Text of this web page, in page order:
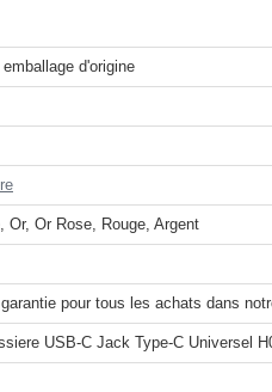
d'origine
Or, Or Rose, Rouge, Argent
pour tous les achats dans
USB-C Jack Type-C Universel